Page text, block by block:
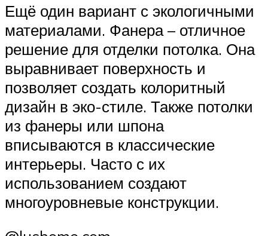
Ещё один вариант с экологичными
материалами. Фанера – отличное
решение для отделки потолка. Она
выравнивает поверхность и
позволяет создать колоритный
дизайн в эко-стиле. Также потолки
из фанеры или шпона
вписываются в классические
интерьеры. Часто с их
использованием создают
многоуровневые конструкции.